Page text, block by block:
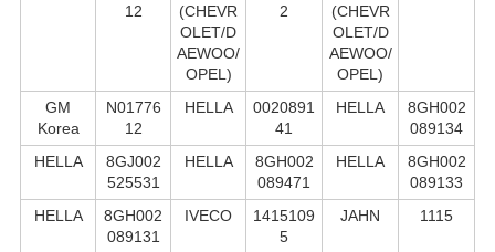
12
(CHEVR
OLET/D
AEWOO/
OPEL)
2
(CHEVR
OLET/D
AEWOO/
OPEL)
GM
Korea
N01776
12
HELLA
0020891
41
HELLA
8GH002
089134
HELLA
8GJ002
525531
HELLA
8GH002
089471
HELLA
8GH002
089133
HELLA
8GH002
089131
IVECO
1415109
5
JAHN 1115